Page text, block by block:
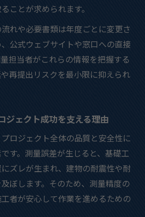
ける建築測量の進化と今後の展
導事務所と連携した最新測量技
新基準が現場にもたらす変化と
ことが求められます。
れや必要書類は年度ごとに変更さ
公式ウェブサイトや窓口への直接
担当者がこれらの情報を把握する
再提出リスクを最小限に抑えられ
ジェクト成功を支える理由
ロジェクト全体の品質と安全性に
す。測量誤差が生じると、基礎工
ズレが生まれ、建物の耐震性や耐
ぼします。そのため、測量精度の
者が安心して作業を進めるための